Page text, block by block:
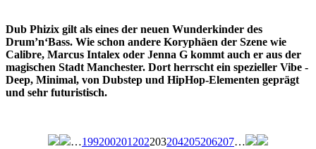
Dub Phizix gilt als eines der neuen Wunderkinder des
Drum’n‘Bass. Wie schon andere Koryphäen der Szene wie
Calibre, Marcus Intalex oder Jenna G kommt auch er aus der
magischen Stadt Manchester. Dort herrscht ein spezieller Vibe -
Deep, Minimal, von Dubstep und HipHop-Elementen geprägt
und sehr futuristisch.
…199200201 202203204205206207…